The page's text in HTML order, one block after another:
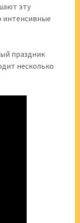
эту
интенсивные
праздник
несколько